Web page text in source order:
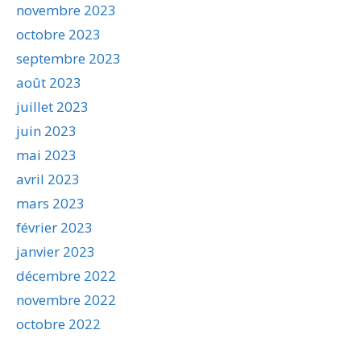
novembre 2023
octobre 2023
septembre 2023
août 2023
juillet 2023
juin 2023
mai 2023
avril 2023
mars 2023
février 2023
janvier 2023
décembre 2022
novembre 2022
octobre 2022